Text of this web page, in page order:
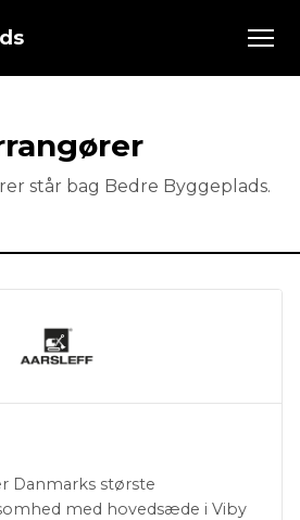
står bag Bedre Byggeplads.
Danmarks største
med hovedsæde i Viby